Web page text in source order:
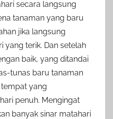
secara langsung
tanaman yang baru
jika langsung
yang terik. Dan setelah
baik, yang ditandai
tunas baru tanaman
yang
penuh. Mengingat
banyak sinar matahari